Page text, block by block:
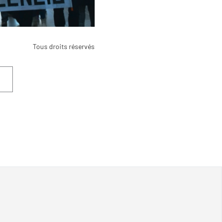
Tous droits réservés